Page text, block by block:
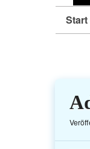
Start